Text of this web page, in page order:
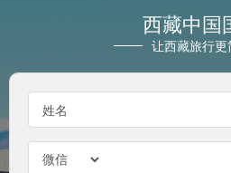
西藏中国
让西藏旅行更
姓名